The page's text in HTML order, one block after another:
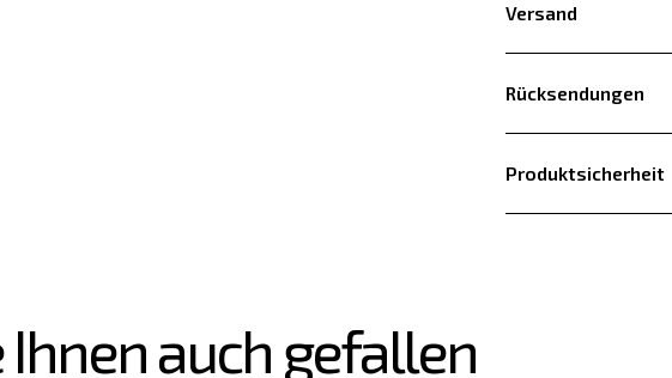
Versand
Rücksendungen
Produktsicherheit
Ihnen auch gefallen